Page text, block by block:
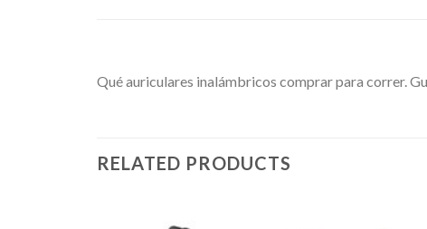
Qué auriculares inalámbricos comprar para correr.
RELATED PRODUCTS